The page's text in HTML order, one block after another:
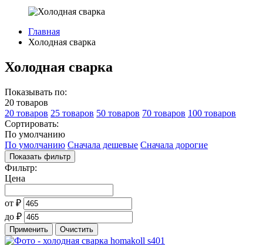
Главная
Холодная сварка
Холодная сварка
Показывать по:
20 товаров
20 товаров 25 товаров 50 товаров 70 товаров 100 товаров
Сортировать:
По умолчанию
По умолчанию Сначала дешевые Сначала дорогие
Показать фильтр
Фильтр:
Цена
от ₽
до ₽
Применить Очистить